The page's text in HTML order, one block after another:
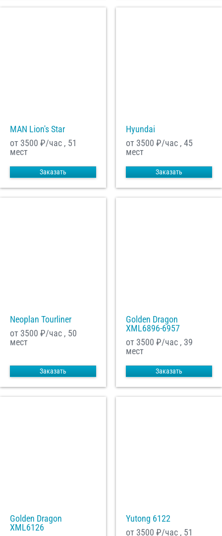
MAN Lion's Star
от 3500 ₽/час , 51
мест
Заказать
Hyundai
от 3500 ₽/час , 45
мест
Заказать
Neoplan Tourliner
от 3500 ₽/час , 50
мест
Заказать
Golden Dragon
XML6896-6957
от 3500 ₽/час , 39
мест
Заказать
Golden Dragon
XML6126
Yutong 6122
от 3500 ₽/час , 51